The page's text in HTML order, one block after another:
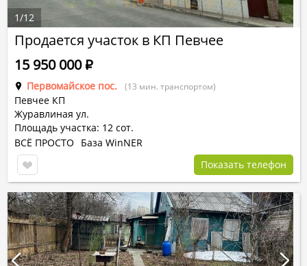
Продается участок в КП Певчее
Первомайское пос. (13 мин. транспортом)
Певчее КП
Журавлиная ул.
Площадь участка: 12 сот.
15 950 000Р
ВСЁ ПРОСТО
База WinNER
Показать телефон
1/12